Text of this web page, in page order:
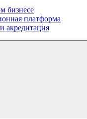
бизнесе
платформа
акредитация